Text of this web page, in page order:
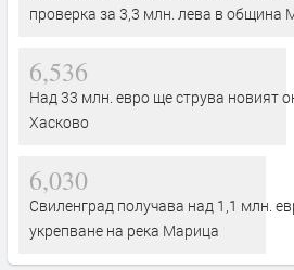
проверка за 3,3 млн. лева в община
6,536
Над 33 млн. евро ще струва новият
Хасково
6,030
Свиленград получава над 1,1 млн.
укрепване на река Марица